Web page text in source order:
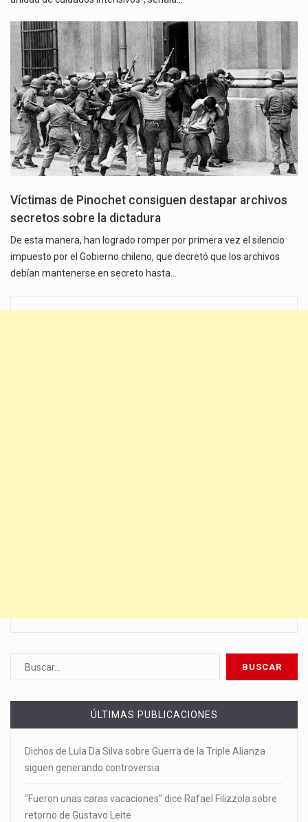
Víctimas de Pinochet consiguen destapar archivos
secretos sobre la dictadura
De esta manera, han logrado romper por primera vez el silencio
impuesto por el Gobierno chileno, que decretó que los archivos
debían mantenerse en secreto hasta…
ÚLTIMAS PUBLICACIONES
Dichos de Lula Da Silva sobre Guerra de la Triple Alianza
siguen generando controversia
“Fueron unas caras vacaciones” dice Rafael Filizzola sobre
retorno de Gustavo Leite